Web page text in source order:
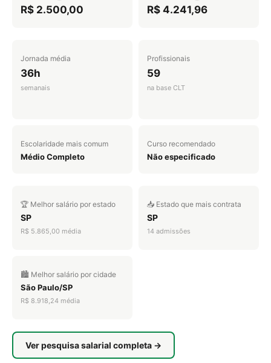
R$ 2.500,00 R$ 4.241,96
Jornada média
36h
semanais
Profissionais
59
na base CLT
Escolaridade mais comum
Médio Completo
Curso recomendado
Não especificado
🏆 Melhor salário por estado
SP
R$ 5.865,00 média
📥 Estado que mais contrata
SP
14 admissões
🏙️ Melhor salário por cidade
São Paulo/SP
R$ 8.918,24 média
Ver pesquisa salarial completa →